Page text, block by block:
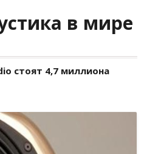
в мире
стоят 4,7 миллиона